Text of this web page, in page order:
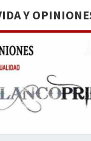
Y
BREVE
VITAL Y